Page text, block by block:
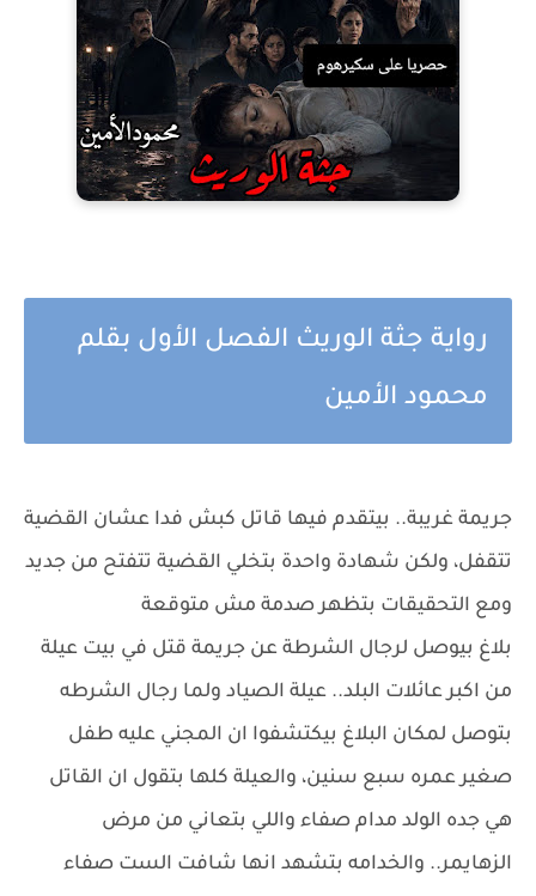
رواية جثة الوريث الفصل الأول بقلم
محمود الأمين
جريمة غريبة.. بيتقدم فيها قاتل كبش فدا عشان القضية
تتقفل، ولكن شهادة واحدة بتخلي القضية تتفتح من جديد
ومع التحقيقات بتظهر صدمة مش متوقعة
بلاغ بيوصل لرجال الشرطة عن جريمة قتل في بيت عيلة
من اكبر عائلات البلد.. عيلة الصياد ولما رجال الشرطه
بتوصل لمكان البلاغ بيكتشفوا ان المجني عليه طفل
صغير عمره سبع سنين، والعيلة كلها بتقول ان القاتل
هي جده الولد مدام صفاء واللي بتعاني من مرض
الزهايمر.. والخدامه بتشهد انها شافت الست صفاء